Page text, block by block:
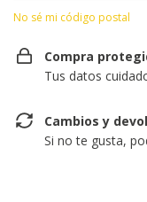
No sé mi código postal
Compra
Tus datos
Cambios y
Si no te gusta,